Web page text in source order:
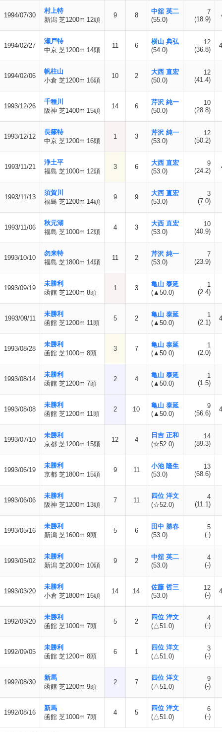
1994/07/30
村上特
新潟 芝1200m 12頭
9 8
中舘 英二
(55.0)
7
(18.9)
1994/02/27
瀬戸特
中京 芝1200m 14頭
11 6
横山 典弘
(54.0)
12
(36.8)
1994/02/06
帆柱山
小倉 芝1200m 16頭
10 2
大西 直宏
(50.0)
12
(41.4)
1993/12/26
千種川
阪神 芝1400m 15頭
14 6
芹沢 純一
(50.0)
10
(28.8)
1993/12/12
長篠特
中京 芝1200m 16頭
1 3
芹沢 純一
(53.0)
12
(50.2)
1993/11/21
浄土平
福島 芝1000m 12頭
3 6
大西 直宏
(53.0)
9
(24.2)
1993/11/13
須賀川
福島 芝1200m 14頭
9 9
大西 直宏
(53.0)
3
(7.0)
1993/11/06
秋元湖
福島 芝1000m 12頭
4 3
大西 直宏
(53.0)
10
(40.9)
1993/10/10
勿来特
福島 芝1800m 14頭
11 2
芹沢 純一
(53.0)
7
(23.9)
1993/09/19
未勝利
函館 芝1200m 8頭
1 3
亀山 泰延
(▲50.0)
1
(2.4)
1993/09/11
未勝利
函館 芝1200m 11頭
5 2
亀山 泰延
(▲50.0)
1
(2.1)
1993/08/28
未勝利
函館 芝1000m 8頭
3 7
亀山 泰延
(▲50.0)
1
(2.0)
1993/08/14
未勝利
函館 芝1200m 7頭
2 4
亀山 泰延
(▲50.0)
1
(1.5)
1993/08/08
未勝利
函館 芝1200m 11頭
2 10
亀山 泰延
(▲50.0)
9
(56.6)
1993/07/10
未勝利
京都 芝1200m 15頭
12 4
日吉 正和
(☆52.0)
14
(89.3)
1993/06/19
未勝利
京都 芝1800m 15頭
9 11
小池 隆生
(53.0)
13
(68.6)
1993/06/06
未勝利
阪神 芝1200m 13頭
7 11
四位 洋文
(☆52.0)
4
(11.1)
1993/05/16
未勝利
新潟 芝1600m 9頭
5 6
田中 勝春
(53.0)
5
(-)
1993/05/02
未勝利
新潟 芝2000m 10頭
9 2
中舘 英二
(53.0)
4
(-)
1993/03/20
未勝利
小倉 芝1800m 16頭
14 14
佐藤 哲三
(53.0)
12
(-)
1992/09/20
未勝利
函館 芝1000m 7頭
5 2
四位 洋文
(△51.0)
4
(-)
1992/09/05
未勝利
函館 芝1200m 8頭
6 1
四位 洋文
(△51.0)
3
(-)
1992/08/30
新馬
函館 芝1200m 9頭
2 7
四位 洋文
(△51.0)
9
(-)
1992/08/16
新馬
函館 芝1000m 7頭
4 5
四位 洋文
(△51.0)
6
(-)